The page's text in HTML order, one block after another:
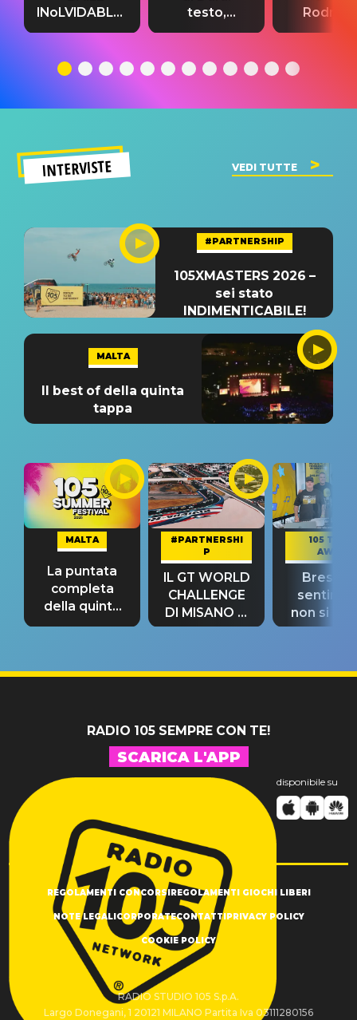
INoLVIDABLE”:
testo,
significato
testo,
traduzione e
del singolo
testo,
INTERVISTE VEDI TUTTE
#PARTNERSHIP
105XMASTERS 2026 –
sei stato
INDIMENTICABILE!
MALTA
Il best of della quinta
tappa
MALTA
La puntata
completa
della quinta
tappa
#PARTNERSHI
P
IL GT WORLD
CHALLENGE
DI MISANO si
riconferma
105 TAKE
AWAY
Bresh:
non si
fino alla
RADIO 105 SEMPRE CON TE!
SCARICA L'APP
disponibile su
REGOLAMENTI CONCORSI REGOLAMENTI GIOCHI LIBERI
NOTE LEGALI CORPORATECONTATTI PRIVACY POLICY
COOKIE POLICY
RADIO STUDIO 105 S.p.A.
Largo Donegani, 1 20121 MILANO Partita Iva 03111280156